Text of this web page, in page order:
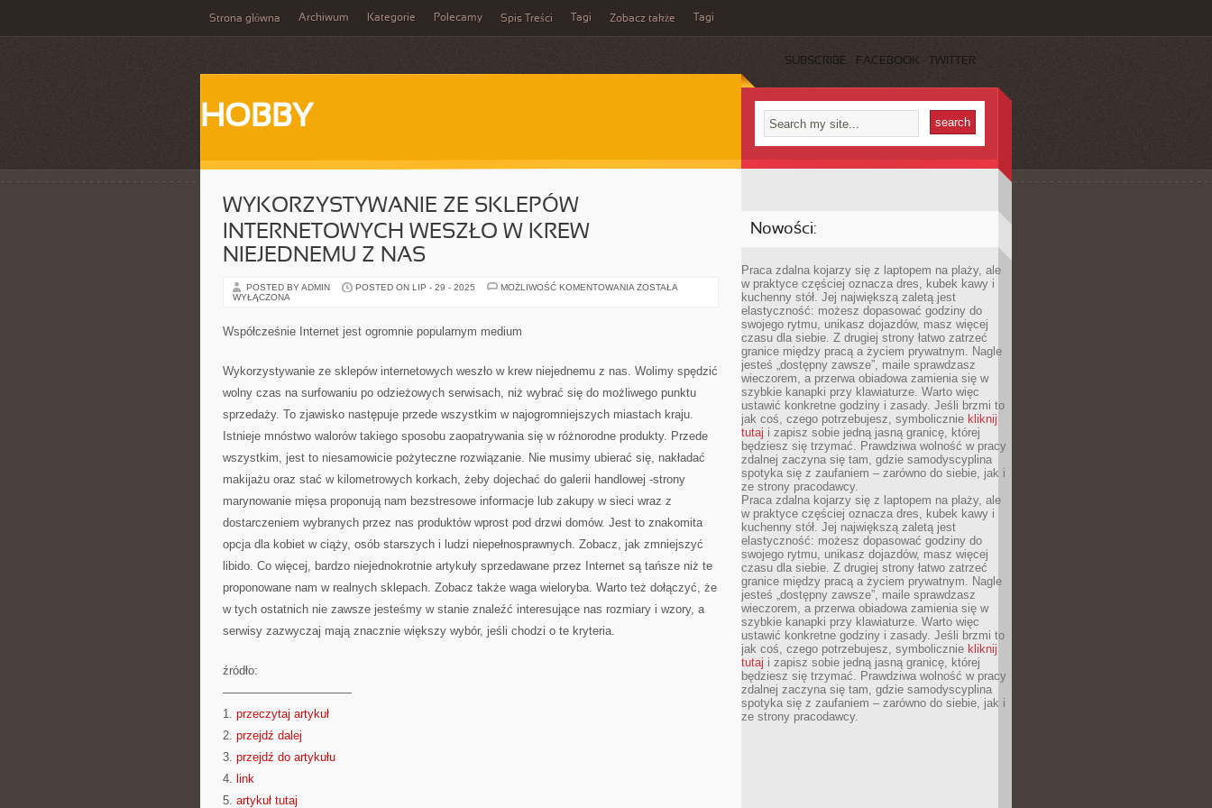
Strona główna Archiwum Kategorie Polecamy Spis Treści Tagi Zobacz także Tagi
SUBSCRIBE FACEBOOK TWITTER
HOBBY
WYKORZYSTYWANIE ZE SKLEPÓW
INTERNETOWYCH WESZŁO W KREW
NIEJEDNEMU Z NAS
POSTED BY ADMIN POSTED ON LIP - 29 - 2025 MOŻLIWOŚĆ KOMENTOWANIA WYKORZYSTYWANIE
Z
NAS
ZOSTAŁA
WYŁĄCZONA
Współcześnie Internet jest ogromnie popularnym medium
Wykorzystywanie ze sklepów internetowych weszło w krew niejednemu z nas. Wolimy spędzić
wolny czas na surfowaniu po odzieżowych serwisach, niż wybrać się do możliwego punktu
sprzedaży. To zjawisko następuje przede wszystkim w najogromniejszych miastach kraju.
Istnieje mnóstwo walorów takiego sposobu zaopatrywania się w różnorodne produkty. Przede
wszystkim, jest to niesamowicie pożyteczne rozwiązanie. Nie musimy ubierać się, nakładać
makijażu oraz stać w kilometrowych korkach, żeby dojechać do galerii handlowej -strony
marynowanie mięsa proponują nam bezstresowe informacje lub zakupy w sieci wraz z
dostarczeniem wybranych przez nas produktów wprost pod drzwi domów. Jest to znakomita
opcja dla kobiet w ciąży, osób starszych i ludzi niepełnosprawnych. Zobacz, jak zmniejszyć
libido. Co więcej, bardzo niejednokrotnie artykuły sprzedawane przez Internet są tańsze niż te
proponowane nam w realnych sklepach. Zobacz także waga wieloryba. Warto też dołączyć, że
w tych ostatnich nie zawsze jesteśmy w stanie znaleźć interesujące nas rozmiary i wzory, a
serwisy zazwyczaj mają znacznie większy wybór, jeśli chodzi o te kryteria.
źródło:
———————————
1. przeczytaj artykuł
2. przejdź dalej
3. przejdź do artykułu
4. link
5. artykuł tutaj
Nowości:
Praca zdalna kojarzy się z laptopem na plaży, ale
w praktyce częściej oznacza dres, kubek kawy i
kuchenny stół. Jej największą zaletą jest
elastyczność: możesz dopasować godziny do
swojego rytmu, unikasz dojazdów, masz więcej
czasu dla siebie. Z drugiej strony łatwo zatrzeć
granice między pracą a życiem prywatnym. Nagle
jesteś „dostępny zawsze”, maile sprawdzasz
wieczorem, a przerwa obiadowa zamienia się w
szybkie kanapki przy klawiaturze. Warto więc
ustawić konkretne godziny i zasady. Jeśli brzmi to
jak coś, czego potrzebujesz, symbolicznie kliknij
tutaj i zapisz sobie jedną jasną granicę, której
będziesz się trzymać. Prawdziwa wolność w pracy
zdalnej zaczyna się tam, gdzie samodyscyplina
spotyka się z zaufaniem – zarówno do siebie, jak i
ze strony pracodawcy.
Praca zdalna kojarzy się z laptopem na plaży, ale
w praktyce częściej oznacza dres, kubek kawy i
kuchenny stół. Jej największą zaletą jest
elastyczność: możesz dopasować godziny do
swojego rytmu, unikasz dojazdów, masz więcej
czasu dla siebie. Z drugiej strony łatwo zatrzeć
granice między pracą a życiem prywatnym. Nagle
jesteś „dostępny zawsze”, maile sprawdzasz
wieczorem, a przerwa obiadowa zamienia się w
szybkie kanapki przy klawiaturze. Warto więc
ustawić konkretne godziny i zasady. Jeśli brzmi to
jak coś, czego potrzebujesz, symbolicznie kliknij
tutaj i zapisz sobie jedną jasną granicę, której
będziesz się trzymać. Prawdziwa wolność w pracy
zdalnej zaczyna się tam, gdzie samodyscyplina
spotyka się z zaufaniem – zarówno do siebie, jak i
ze strony pracodawcy.